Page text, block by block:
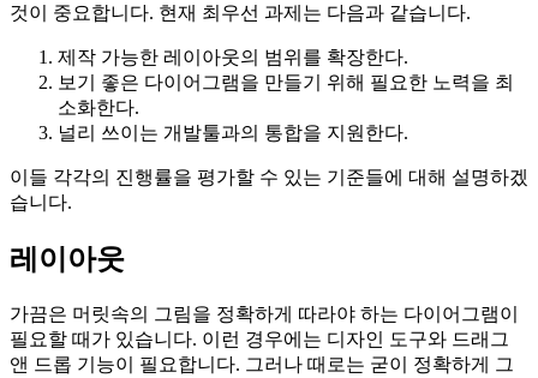
것이 중요합니다. 현재 최우선 과제는 다음과 같습니다.
제작 가능한 레이아웃의 범위를 확장한다.
보기 좋은 다이어그램을 만들기 위해 필요한 노력을 최
소화한다.
널리 쓰이는 개발툴과의 통합을 지원한다.
이들 각각의 진행률을 평가할 수 있는 기준들에 대해 설명하겠
습니다.
레이아웃
가끔은 머릿속의 그림을 정확하게 따라야 하는 다이어그램이
필요할 때가 있습니다. 이런 경우에는 디자인 도구와 드래그
앤 드롭 기능이 필요합니다. 그러나 때로는 굳이 정확하게 그